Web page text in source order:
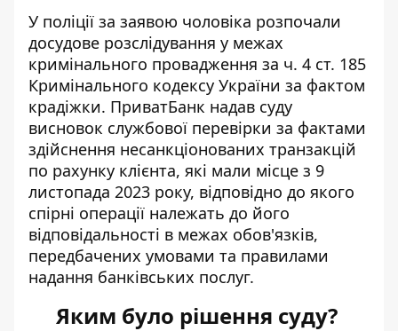
У поліції за заявою чоловіка розпочали
досудове розслідування у межах
кримінального провадження за ч. 4 ст. 185
Кримінального кодексу України за фактом
крадіжки. ПриватБанк надав суду
висновок службової перевірки за фактами
здійснення несанкціонованих транзакцій
по рахунку клієнта, які мали місце з 9
листопада 2023 року, відповідно до якого
спірні операції належать до його
відповідальності в межах обов'язків,
передбачених умовами та правилами
надання банківських послуг.
Яким було рішення суду?